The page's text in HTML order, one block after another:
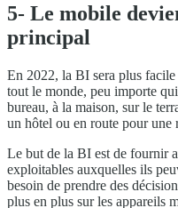
5- Le mobile
principal
En 2022, la BI sera plus
tout le monde, peu importe
bureau, à la maison, sur le
un hôtel ou en route pour une
Le but de la BI est de fournir
exploitables auxquelles ils
besoin de prendre des
plus en plus sur les appareils